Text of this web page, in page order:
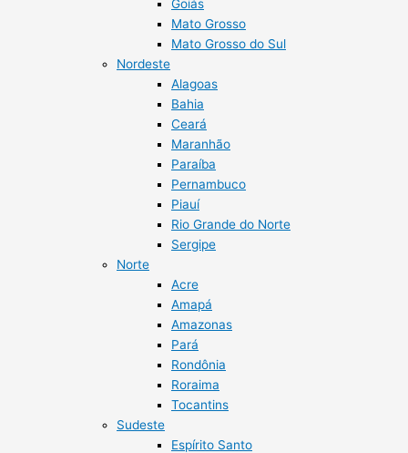
Goiás
Mato Grosso
Mato Grosso do Sul
Nordeste
Alagoas
Bahia
Ceará
Maranhão
Paraíba
Pernambuco
Piauí
Rio Grande do Norte
Sergipe
Norte
Acre
Amapá
Amazonas
Pará
Rondônia
Roraima
Tocantins
Sudeste
Espírito Santo